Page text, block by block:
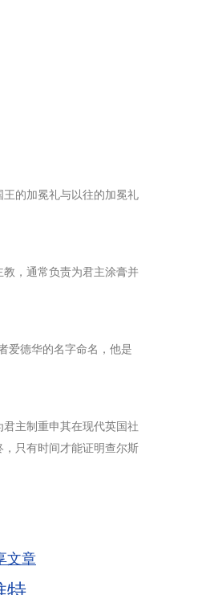
的加冕礼与以往的加冕礼
，通常负责为君主涂膏并
爱德华的名字命名，他是
主制重申其在现代英国社
只有时间才能证明查尔斯
文章
特